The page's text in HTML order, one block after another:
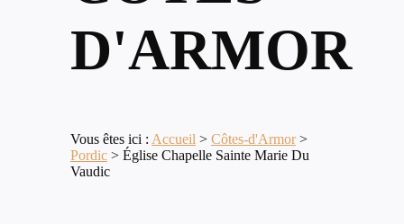
D'ARMOR
Vous êtes ici : Accueil > Côtes-d'Armor>
Pordic > Église Chapelle Sainte Marie Du
Vaudic